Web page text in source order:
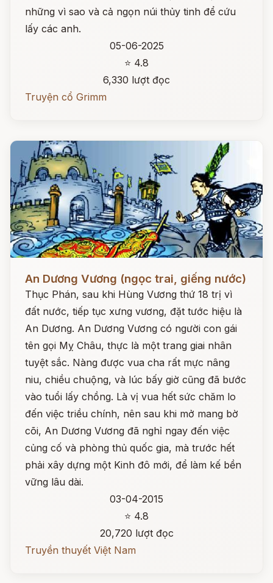
những vì sao và cả ngọn núi thủy tinh để cứu
lấy các anh.
05-06-2025
⭐ 4.8
6,330 lượt đọc
Truyện cổ Grimm
An Dương Vương (ngọc trai, giếng nước)
Thục Phán, sau khi Hùng Vương thứ 18 trị vì
đất nước, tiếp tục xưng vương, đặt tước hiệu là
An Dương. An Dương Vương có người con gái
tên gọi Mỵ Châu, thực là một trang giai nhân
tuyệt sắc. Nàng được vua cha rất mực nâng
niu, chiều chuộng, và lúc bấy giờ cũng đã bước
vào tuổi lấy chồng. Là vị vua hết sức chăm lo
đến việc triều chính, nên sau khi mở mang bờ
cõi, An Dương Vương đã nghỉ ngay đến việc
củng cố và phòng thủ quốc gia, mà trước hết
phải xây dựng một Kinh đô mới, để làm kế bền
vững lâu dài.
03-04-2015
⭐ 4.8
20,720 lượt đọc
Truyền thuyết Việt Nam